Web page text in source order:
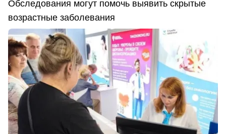
Обследования могут помочь выявить скрытые
возрастные заболевания